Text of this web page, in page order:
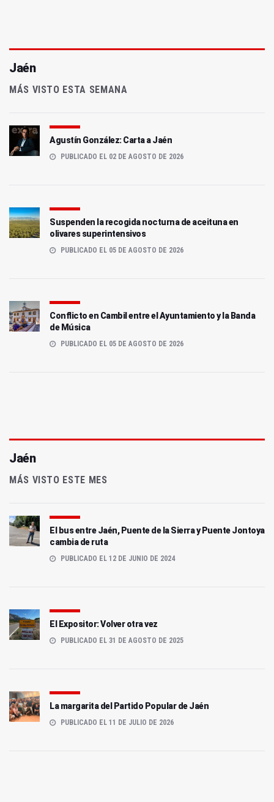
Jaén
MÁS VISTO ESTA SEMANA
Agustín González: Carta a Jaén
PUBLICADO EL 02 DE AGOSTO DE 2026
Suspenden la recogida nocturna de aceituna en
olivares superintensivos
PUBLICADO EL 05 DE AGOSTO DE 2026
Conflicto en Cambil entre el Ayuntamiento y la Banda
de Música
PUBLICADO EL 05 DE AGOSTO DE 2026
Jaén
MÁS VISTO ESTE MES
El bus entre Jaén, Puente de la Sierra y Puente Jontoya
cambia de ruta
PUBLICADO EL 12 DE JUNIO DE 2024
El Expositor: Volver otra vez
PUBLICADO EL 31 DE AGOSTO DE 2025
La margarita del Partido Popular de Jaén
PUBLICADO EL 11 DE JULIO DE 2026